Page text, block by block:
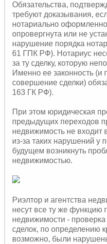
Обязательства,
требуют доказывания,
нотариально
опровергнута или не
нарушение порядка
61 ГПК РФ). Нотариус
за ту сделку, которую
Именно ее законность (и
совершение сделки)
163 ГК РФ).
При этом юридическая
предыдущих переходов
недвижимость не входит
из-за таких нарушений у
будущем возникнуть
недвижимостью.
Риэлтор и агентства
несут все ту же функцию
недвижимости -
сделок, по определению
возможно, были